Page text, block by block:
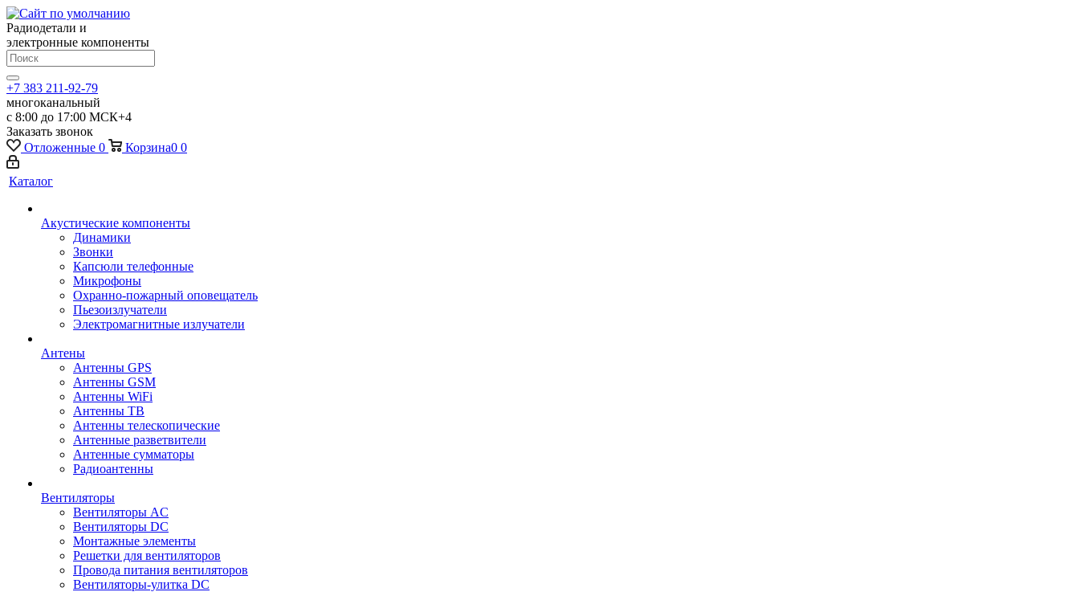
Радиодетали и
электронные компоненты
+7 383 211-92-79
многоканальный
с 8:00 до 17:00 МСК+4
Заказать звонок
Отложенные 0 Корзина0 0
Каталог
Акустические компоненты
Динамики
Звонки
Капсюли телефонные
Микрофоны
Охранно-пожарный оповещатель
Пьезоизлучатели
Электромагнитные излучатели
Антены
Антенны GPS
Антенны GSM
Антенны WiFi
Антенны ТВ
Антенны телескопические
Антенные разветвители
Антенные сумматоры
Радиоантенны
Вентиляторы
Вентиляторы AC
Вентиляторы DC
Монтажные элементы
Решетки для вентиляторов
Провода питания вентиляторов
Вентиляторы-улитка DC